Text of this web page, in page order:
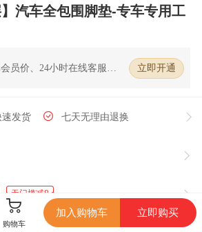
汽车全包围脚垫-专车专用工
员价、24小时在线客服、7
立即开通
发货 七天无理由退换
无门槛减8
购物车
加入购物车 立即购买